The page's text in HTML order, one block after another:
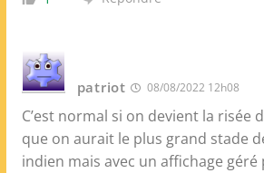
patriot 08/08/2022 12h08
C’est normal si on devient la risée
que on aurait le plus grand stade
indien mais avec un affichage